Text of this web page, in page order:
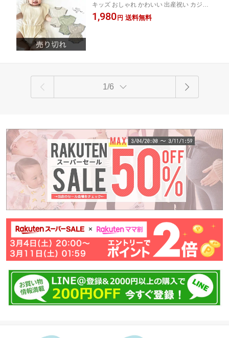
子 男の子 春 夏 タンクトップ ノースリ
ーブ ノースリ 可愛い 綿 子ども服 服 子
キッズ おしゃれ かわいい 出産祝い カジュ
アル コットン お部屋着 夏服 ギフト 男女兼
用 プレゼント marineblue ベビーファッシ
1,980 円 送料無料
1/6